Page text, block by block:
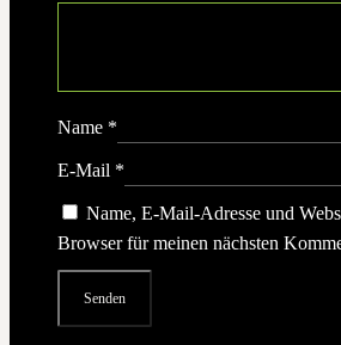
Name *
E-Mail *
Name, E-Mail-Adresse und
Browser für meinen nächsten